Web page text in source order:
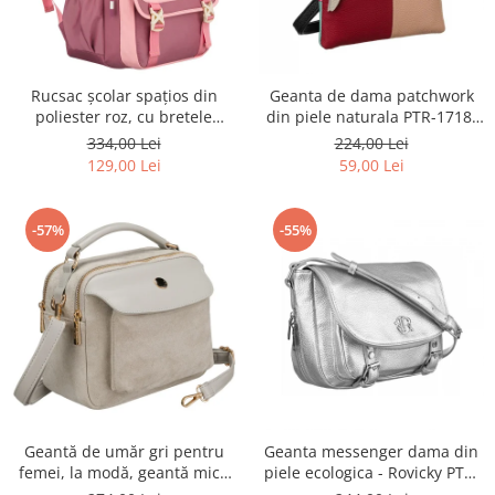
Rucsac școlar spațios din
poliester roz, cu bretele
reglabile - Peterson PTR-PTN
8610-1327 PINK
334,00 Lei
129,00 Lei
Geanta de dama patchwork
din piele naturala PTR-1718-
SKL-6922 MULTI
224,00 Lei
59,00 Lei
-57%
Geantă de umăr gri pentru
femei, la modă, geantă mică
-55%
Geanta messenger dama din
piele ecologica - Rovicky PTR-